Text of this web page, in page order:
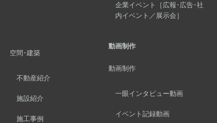
企業イベント［広報･広告･社
内イベント／展示会］
空間･建築
不動産紹介
施設紹介
施工事例
動画制作
動画制作
一眼インタビュー動画
イベント記録動画